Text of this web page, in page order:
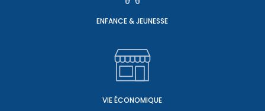
ENFANCE & JEUNESSE
VIE ÉCONOMIQUE